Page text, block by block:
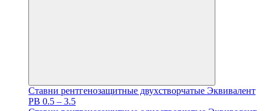
Ставни рентгенозащитные двухстворчатые Эквивалент
PB 0.5 – 3.5